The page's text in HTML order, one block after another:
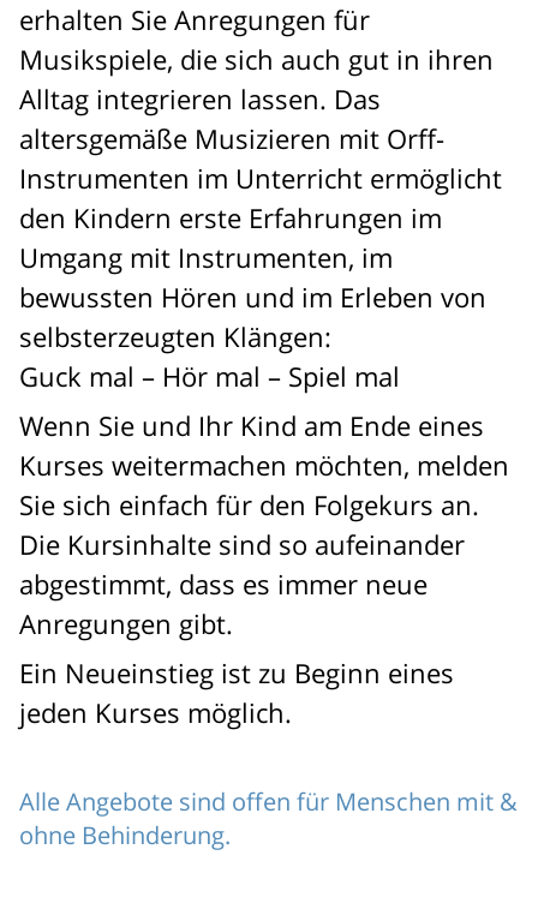
erhalten Sie Anregungen für
Musikspiele, die sich auch gut in ihren
Alltag integrieren lassen. Das
altersgemäße Musizieren mit Orff-
Instrumenten im Unterricht ermöglicht
den Kindern erste Erfahrungen im
Umgang mit Instrumenten, im
bewussten Hören und im Erleben von
selbsterzeugten Klängen:
Guck mal – Hör mal – Spiel mal
Wenn Sie und Ihr Kind am Ende eines
Kurses weitermachen möchten, melden
Sie sich einfach für den Folgekurs an.
Die Kursinhalte sind so aufeinander
abgestimmt, dass es immer neue
Anregungen gibt.
Ein Neueinstieg ist zu Beginn eines
jeden Kurses möglich.
Alle Angebote sind offen für Menschen mit &
ohne Behinderung.